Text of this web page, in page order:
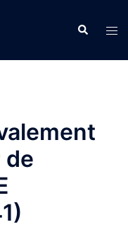
de